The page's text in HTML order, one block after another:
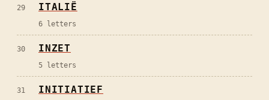
29 ITALIË
6 letters
30 INZET
5 letters
31 INITIATIEF